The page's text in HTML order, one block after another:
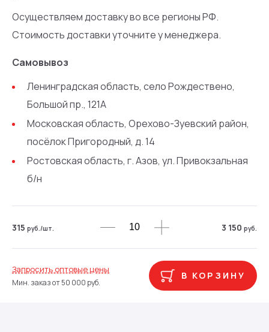
Осуществляем доставку во все регионы РФ.
Стоимость доставки уточните у менеджера.
Самовывоз
Ленинградская область, село Рождествено,
Большой пр., 121А
Московская область, Орехово-Зуевский район,
посёлок Пригородный, д. 14
Ростовская область, г. Азов, ул. Привокзальная
б/н
315 руб./шт. 3 150 руб.
Запросить оптовые цены
Мин. заказ от 50 000 руб.
В КОРЗИНУ